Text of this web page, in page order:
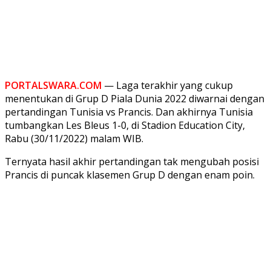
PORTALSWARA.COM — Laga terakhir yang cukup
menentukan di Grup D Piala Dunia 2022 diwarnai dengan
pertandingan Tunisia vs Prancis. Dan akhirnya Tunisia
tumbangkan Les Bleus 1-0, di Stadion Education City,
Rabu (30/11/2022) malam WIB.
Ternyata hasil akhir pertandingan tak mengubah posisi
Prancis di puncak klasemen Grup D dengan enam poin.